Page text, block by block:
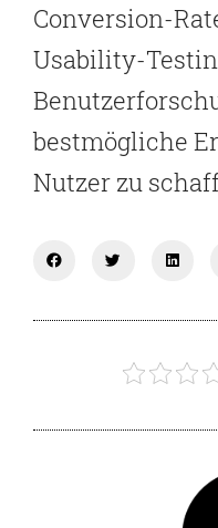
Conversion-
Usability-
bestmögliche
Nutzer zu